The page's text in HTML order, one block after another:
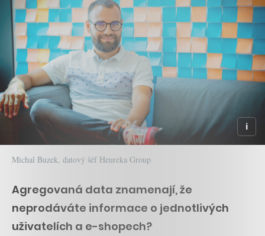
Michal Buzek, datový šéf Heureka Group
Agregovaná data znamenají, že
neprodáváte informace o jednotlivých
uživatelích a e-shopech?